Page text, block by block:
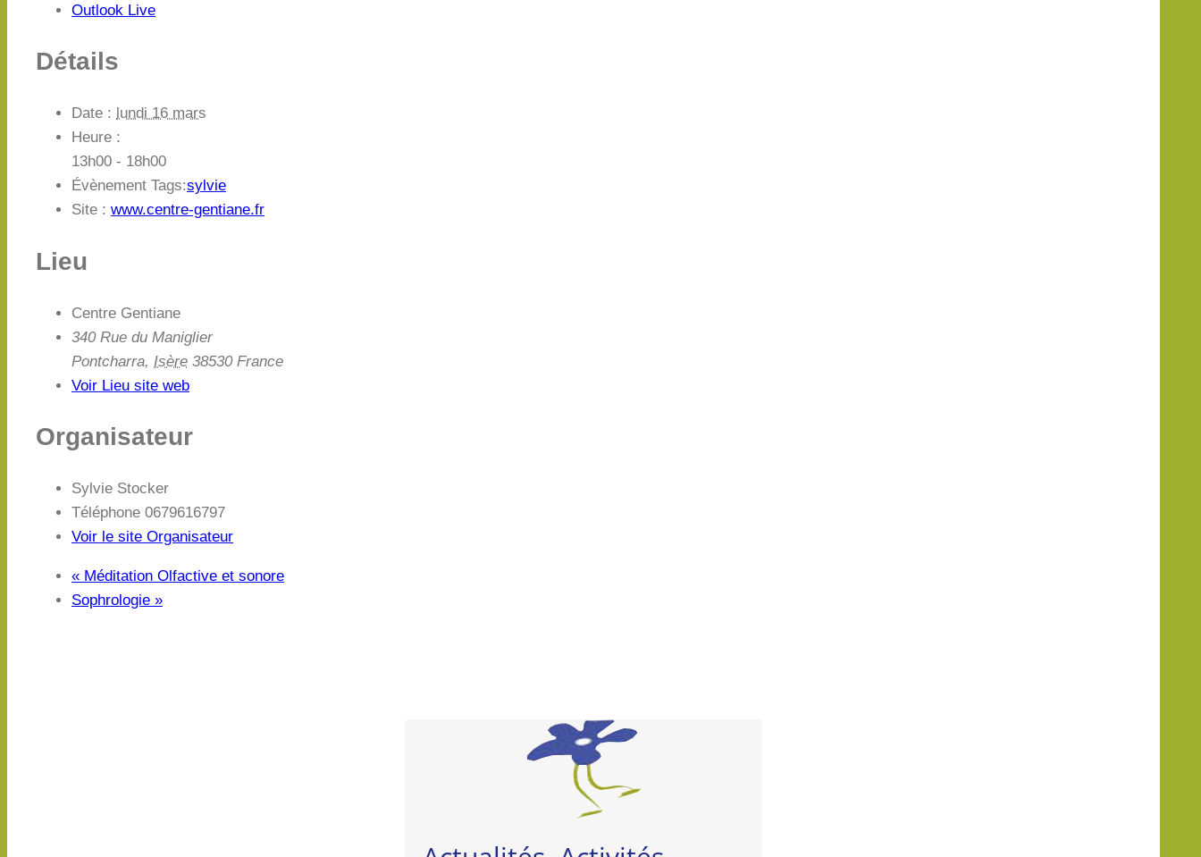
Outlook Live
Détails
Date : lundi 16 mars
Heure :
13h00 - 18h00
Évènement Tags:sylvie
Site : www.centre-gentiane.fr
Lieu
Centre Gentiane
340 Rue du Maniglier
Pontcharra, Isère 38530 France
Voir Lieu site web
Organisateur
Sylvie Stocker
Téléphone 0679616797
Voir le site Organisateur
« Méditation Olfactive et sonore
Sophrologie »